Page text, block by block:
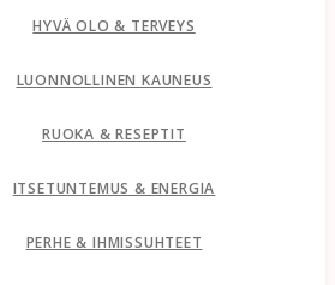
HYVÄ OLO & TERVEYS
LUONNOLLINEN KAUNEUS
RUOKA & RESEPTIT
ITSETUNTEMUS & ENERGIA
PERHE & IHMISSUHTEET